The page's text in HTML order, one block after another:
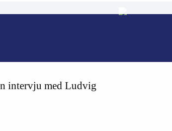
intervju med Ludvig